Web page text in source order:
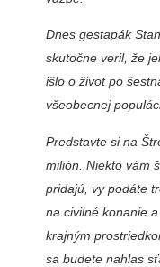
Dnes gestapák
skutočne veril, že
išlo o život po
všeobecnej
Predstavte si na
milión. Niekto vám
pridajú, vy podáte
na civilné konanie
krajným
sa budete nahlas